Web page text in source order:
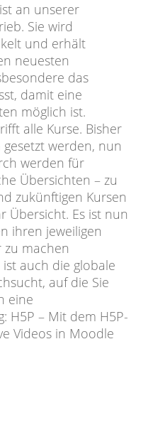
an unserer
Sie wird
und erhält
neuesten
das
damit eine
möglich ist.
alle Kurse. Bisher
werden, nun
werden für
Übersichten – zu
zukünftigen Kursen
Übersicht. Es ist nun
ihren jeweiligen
machen
auch die globale
auf die Sie
eine
H5P – Mit dem H5P-
Videos in Moodle